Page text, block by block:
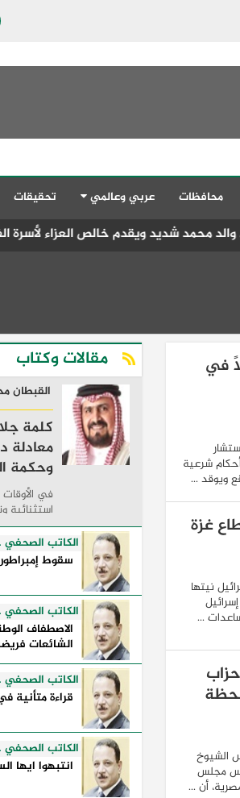
محافظات عربي وعالمي تحقيقات
صحة خالص العزاء لأسرة الفقيد
في
شرعية
ويوقد ...
غزة
نيتها
...
الشيوخ
مجلس
أن ...
مقالات وكتاب
القبطان
كلمة
معادلة
وحكمة
في
استثنائية
السياسية
تكشف طريقة
للأزمات،
الكاتب
سقوط
الكاتب
الاصطفاف
الشائعات
الكاتب
قراءة متأنية
الكاتب
انتبهوا ايها